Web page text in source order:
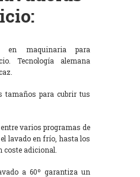
en maquinaria para
Tecnología alemana
tamaños para cubrir tus
varios programas de
lavado en frío, hasta los
coste adicional.
a 60º garantiza un